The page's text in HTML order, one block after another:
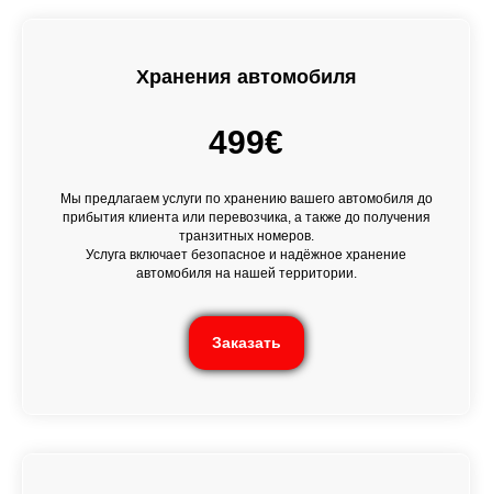
Хранения автомобиля
499€
Мы предлагаем услуги по хранению вашего автомобиля до
прибытия клиента или перевозчика, а также до получения
транзитных номеров.
Услуга включает безопасное и надёжное хранение
автомобиля на нашей территории.
Заказать